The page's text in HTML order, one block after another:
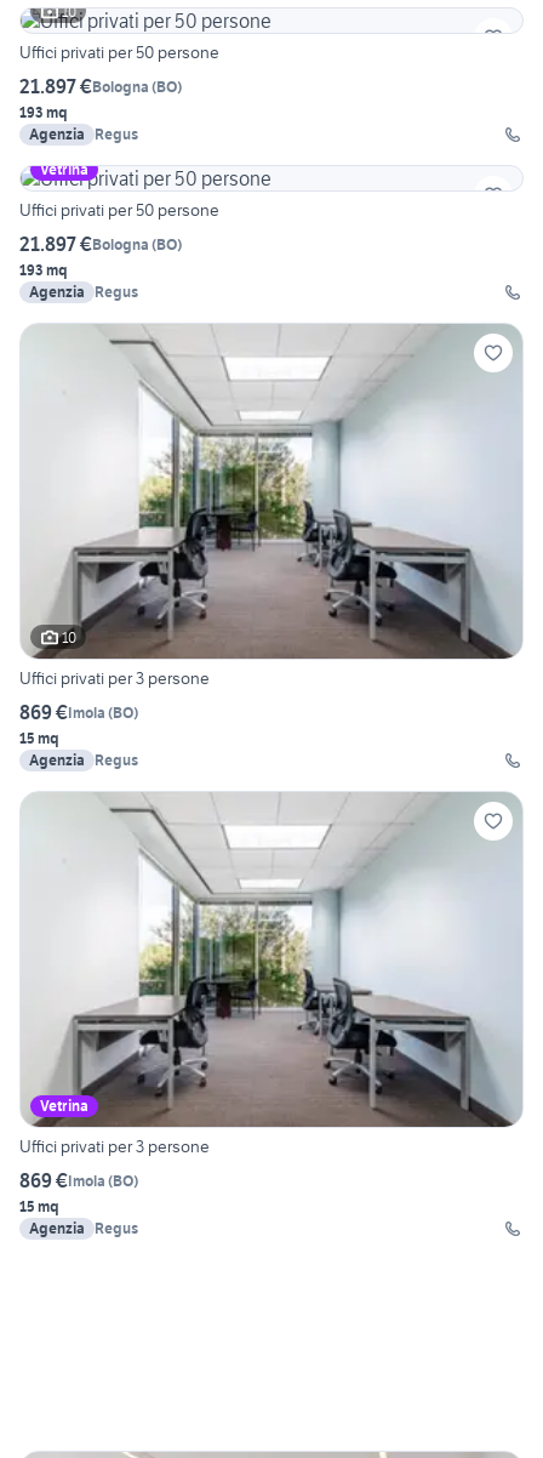
10
Uffici privati per 50 persone
21.897 €Bologna (BO)
193 mq
Agenzia
Regus
Vetrina
Uffici privati per 50 persone
21.897 €Bologna (BO)
193 mq
Agenzia
Regus
10
Uffici privati per 3 persone
869 €Imola (BO)
15 mq
Agenzia
Regus
Vetrina
Uffici privati per 3 persone
869 €Imola (BO)
15 mq
Agenzia
Regus